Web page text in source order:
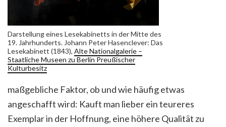
Darstellung eines Lesekabinetts in der Mitte des
19. Jahrhunderts. Johann Peter Hasenclever: Das
Lesekabinett (1843), Alte Nationalgalerie –
Staatliche Museen zu Berlin Preußischer
Kulturbesitz
maßgebliche Faktor, ob und wie häufig etwas
angeschafft wird: Kauft man lieber ein teureres
Exemplar in der Hoffnung, eine höhere Qualität zu